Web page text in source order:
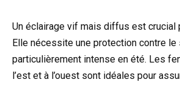
Un éclairage vif mais diffus est crucial
Elle nécessite une protection contre
particulièrement intense en été. Les
l’est et à l’ouest sont idéales pour